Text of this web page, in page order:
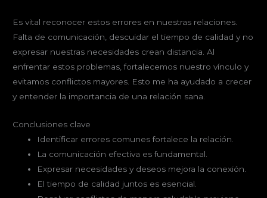
Es vital reconocer estos errores en nuestras relaciones.
Falta de comunicación, descuidar el tiempo de calidad y no
expresar nuestras necesidades crean distancia. Al
enfrentar estos problemas, fortalecemos nuestro vínculo y
evitamos conflictos mayores. Esto me ha ayudado a crecer
y entender la importancia de una relación sana.
Conclusiones clave
Identificar errores comunes fortalece la relación.
La comunicación efectiva es fundamental.
Expresar necesidades y deseos mejora la conexión.
El tiempo de calidad juntos es esencial.